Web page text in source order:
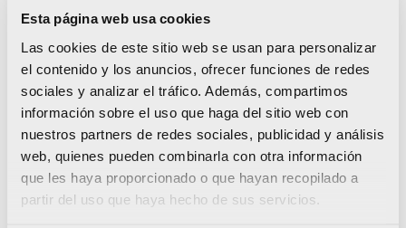
Esta página web usa cookies
Las cookies de este sitio web se usan para personalizar
el contenido y los anuncios, ofrecer funciones de redes
sociales y analizar el tráfico. Además, compartimos
información sobre el uso que haga del sitio web con
nuestros partners de redes sociales, publicidad y análisis
web, quienes pueden combinarla con otra información
que les haya proporcionado o que hayan recopilado a
partir del uso que haya hecho de sus servicios.
ejercicios. Es baja por lesión Elena López.
Con respecto a las artes marciales, la judoka Laura
Gómez se ha desplazado hasta Georgia para
intervenir en el Grand Prix de Tiblisi. Después de no
quedar del todo satisfecha en la Copa del Mundo de
Casablanca, donde cayó en cuartos de final por
luxación, Laura busca este fin de semana un mejor
resultado que le permita sumar puntos con vistas a la
carrera olímpica hacia Río 2016. Por su parte, la joven